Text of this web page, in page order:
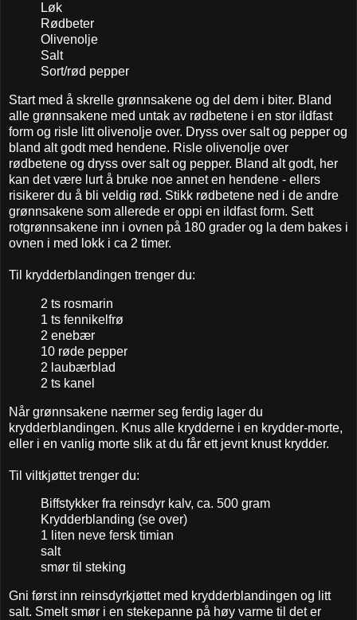
Løk
Rødbeter
Olivenolje
Salt
Sort/rød pepper
Start med å skrelle grønnsakene og del dem i biter. Bland
alle grønnsakene med untak av rødbetene i en stor ildfast
form og risle litt olivenolje over. Dryss over salt og pepper og
bland alt godt med hendene. Risle olivenolje over
rødbetene og dryss over salt og pepper. Bland alt godt, her
kan det være lurt å bruke noe annet en hendene - ellers
risikerer du å bli veldig rød. Stikk rødbetene ned i de andre
grønnsakene som allerede er oppi en ildfast form. Sett
rotgrønnsakene inn i ovnen på 180 grader og la dem bakes i
ovnen i med lokk i ca 2 timer.
Til krydderblandingen trenger du:
2 ts rosmarin
1 ts fennikelfrø
2 enebær
10 røde pepper
2 laubærblad
2 ts kanel
Når grønnsakene nærmer seg ferdig lager du
krydderblandingen. Knus alle krydderne i en krydder-morte,
eller i en vanlig morte slik at du får ett jevnt knust krydder.
Til viltkjøttet trenger du:
Biffstykker fra reinsdyr kalv, ca. 500 gram
Krydderblanding (se over)
1 liten neve fersk timian
salt
smør til steking
Gni først inn reinsdyrkjøttet med krydderblandingen og litt
salt. Smelt smør i en stekepanne på høy varme til det er